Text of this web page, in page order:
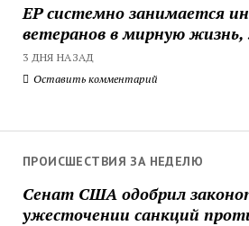
ЕР системно занимается
ветеранов в мирную жизнь,
3 ДНЯ НАЗАД
Оставить комментарий
ПРОИСШЕСТВИЯ ЗА НЕДЕЛЮ
Сенат США одобрил
ужесточении санкций